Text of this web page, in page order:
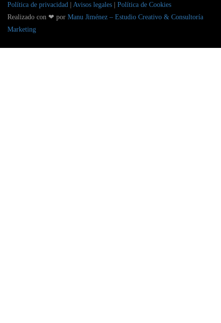
Política de privacidad
Avisos legales
Política de Cookies
Realizado con ❤ por Manu Jiménez – Estudio Creativo & Consultoría
Marketing